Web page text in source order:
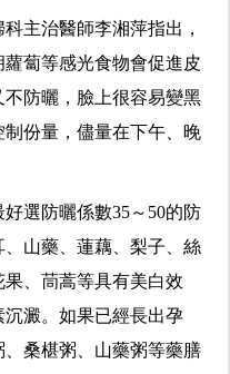
主治醫師李湘萍指出，
蔔等感光食物會促進皮
防曬，臉上很容易變黑
份量，儘量在下午、晚
好選防曬係數35～50的防
山藥、蓮藕、梨子、絲
、茼蒿等具有美白效
澱。如果已經長出孕
桑椹粥、山藥粥等藥膳